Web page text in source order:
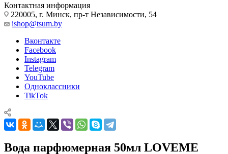
Контактная информация
220005, г. Минск, пр-т Независимости, 54
ishop@tsum.by
Вконтакте
Facebook
Instagram
Telegram
YouTube
Одноклассники
TikTok
Вода парфюмерная 50мл LOVEME